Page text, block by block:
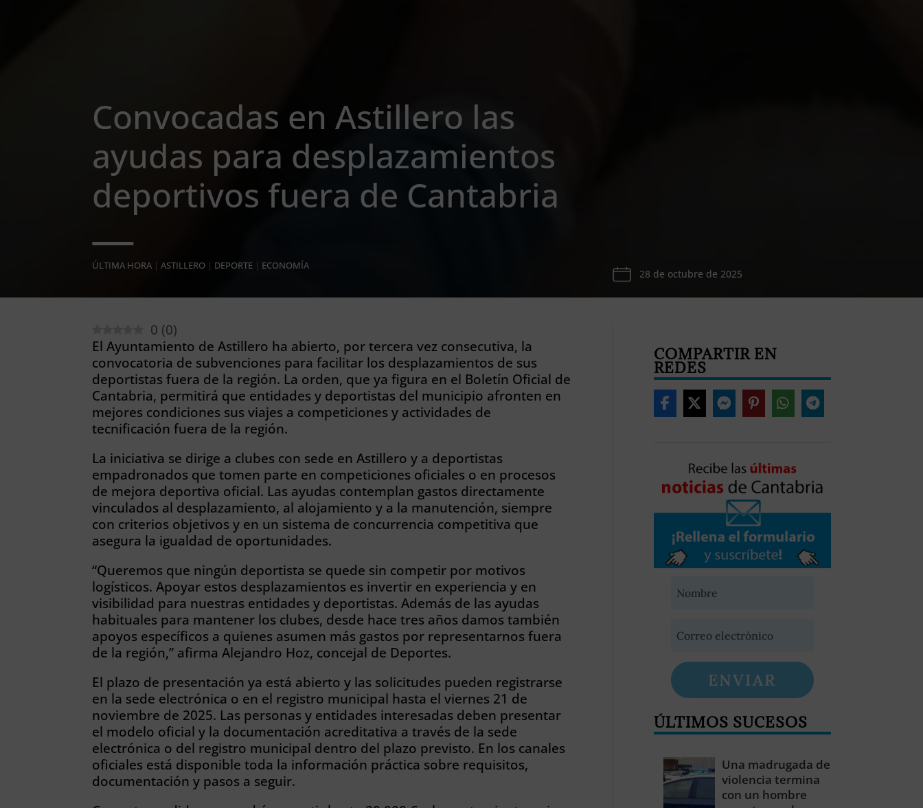
Convocadas en Astillero las
ayudas para desplazamientos
deportivos fuera de Cantabria
ÚLTIMA HORA |ASTILLERO | DEPORTE | ECONOMÍA
28 de octubre de 2025
0 (0)
El Ayuntamiento de Astillero ha abierto, por tercera vez consecutiva, la
convocatoria de subvenciones para facilitar los desplazamientos de sus
deportistas fuera de la región. La orden, que ya figura en el Boletín Oficial de
Cantabria, permitirá que entidades y deportistas del municipio afronten en
mejores condiciones sus viajes a competiciones y actividades de
tecnificación fuera de la región.
La iniciativa se dirige a clubes con sede en Astillero y a deportistas
empadronados que tomen parte en competiciones oficiales o en procesos
de mejora deportiva oficial. Las ayudas contemplan gastos directamente
vinculados al desplazamiento, al alojamiento y a la manutención, siempre
con criterios objetivos y en un sistema de concurrencia competitiva que
asegura la igualdad de oportunidades.
“Queremos que ningún deportista se quede sin competir por motivos
logísticos. Apoyar estos desplazamientos es invertir en experiencia y en
visibilidad para nuestras entidades y deportistas. Además de las ayudas
habituales para mantener los clubes, desde hace tres años damos también
apoyos específicos a quienes asumen más gastos por representarnos fuera
de la región,” afirma Alejandro Hoz, concejal de Deportes.
El plazo de presentación ya está abierto y las solicitudes pueden registrarse
en la sede electrónica o en el registro municipal hasta el viernes 21 de
noviembre de 2025. Las personas y entidades interesadas deben presentar
el modelo oficial y la documentación acreditativa a través de la sede
electrónica o del registro municipal dentro del plazo previsto. En los canales
oficiales está disponible toda la información práctica sobre requisitos,
documentación y pasos a seguir.
COMPARTIR EN
REDES
ENVIAR
ÚLTIMOS SUCESOS
Una madrugada de
violencia termina
con un hombre